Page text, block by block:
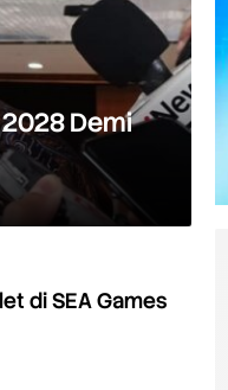
Demi
di SEA Games